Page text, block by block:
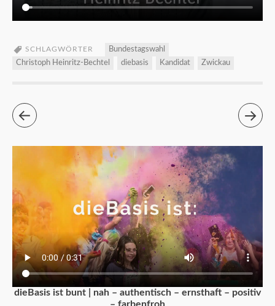
SCHLAGWÖRTER
Bundestagswahl
Christoph Heinritz-Bechtel
diebasis Kandidat Zwickau
dieBasis ist bunt | nah – authentisch – ernsthaft – positiv
– farbenfroh